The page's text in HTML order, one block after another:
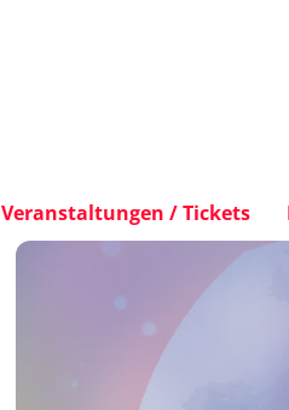
Veranstaltungen / Tickets